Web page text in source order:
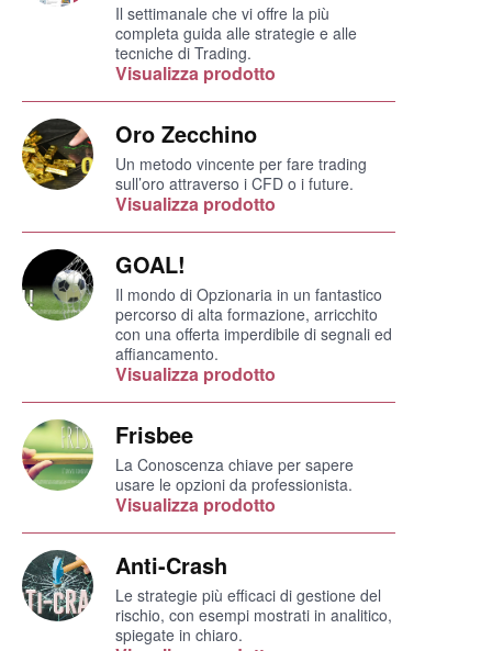
Il settimanale che vi offre la più
completa guida alle strategie e alle
tecniche di Trading.
Visualizza prodotto
Oro Zecchino
Un metodo vincente per fare trading
sull’oro attraverso i CFD o i future.
Visualizza prodotto
GOAL!
Il mondo di Opzionaria in un fantastico
percorso di alta formazione, arricchito
con una offerta imperdibile di segnali ed
affiancamento.
Visualizza prodotto
Frisbee
La Conoscenza chiave per sapere
usare le opzioni da professionista.
Visualizza prodotto
Anti-Crash
Le strategie più efficaci di gestione del
rischio, con esempi mostrati in analitico,
spiegate in chiaro.